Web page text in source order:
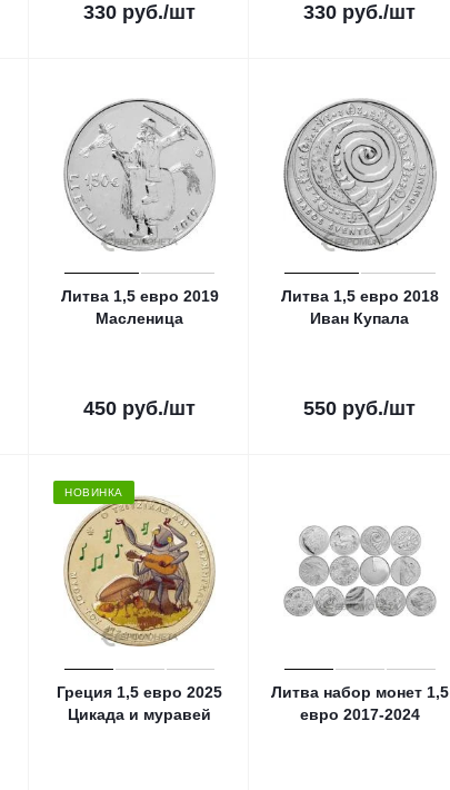
330 руб./шт 330 руб./шт
Литва 1,5 евро 2019
Масленица
450 руб./шт
Литва 1,5 евро 2018
Иван Купала
550 руб./шт
НОВИНКА
Греция 1,5 евро 2025
Цикада и муравей
Литва набор монет 1,5
евро 2017-2024